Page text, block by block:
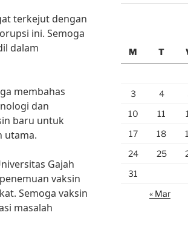
terkejut dengan
ini. Semoga
dalam
membahas
dan
baru untuk
utama.
Gajah
vaksin
Semoga vaksin
masalah
M
T
3
4
10
11
17
18
24
25
31
« Mar